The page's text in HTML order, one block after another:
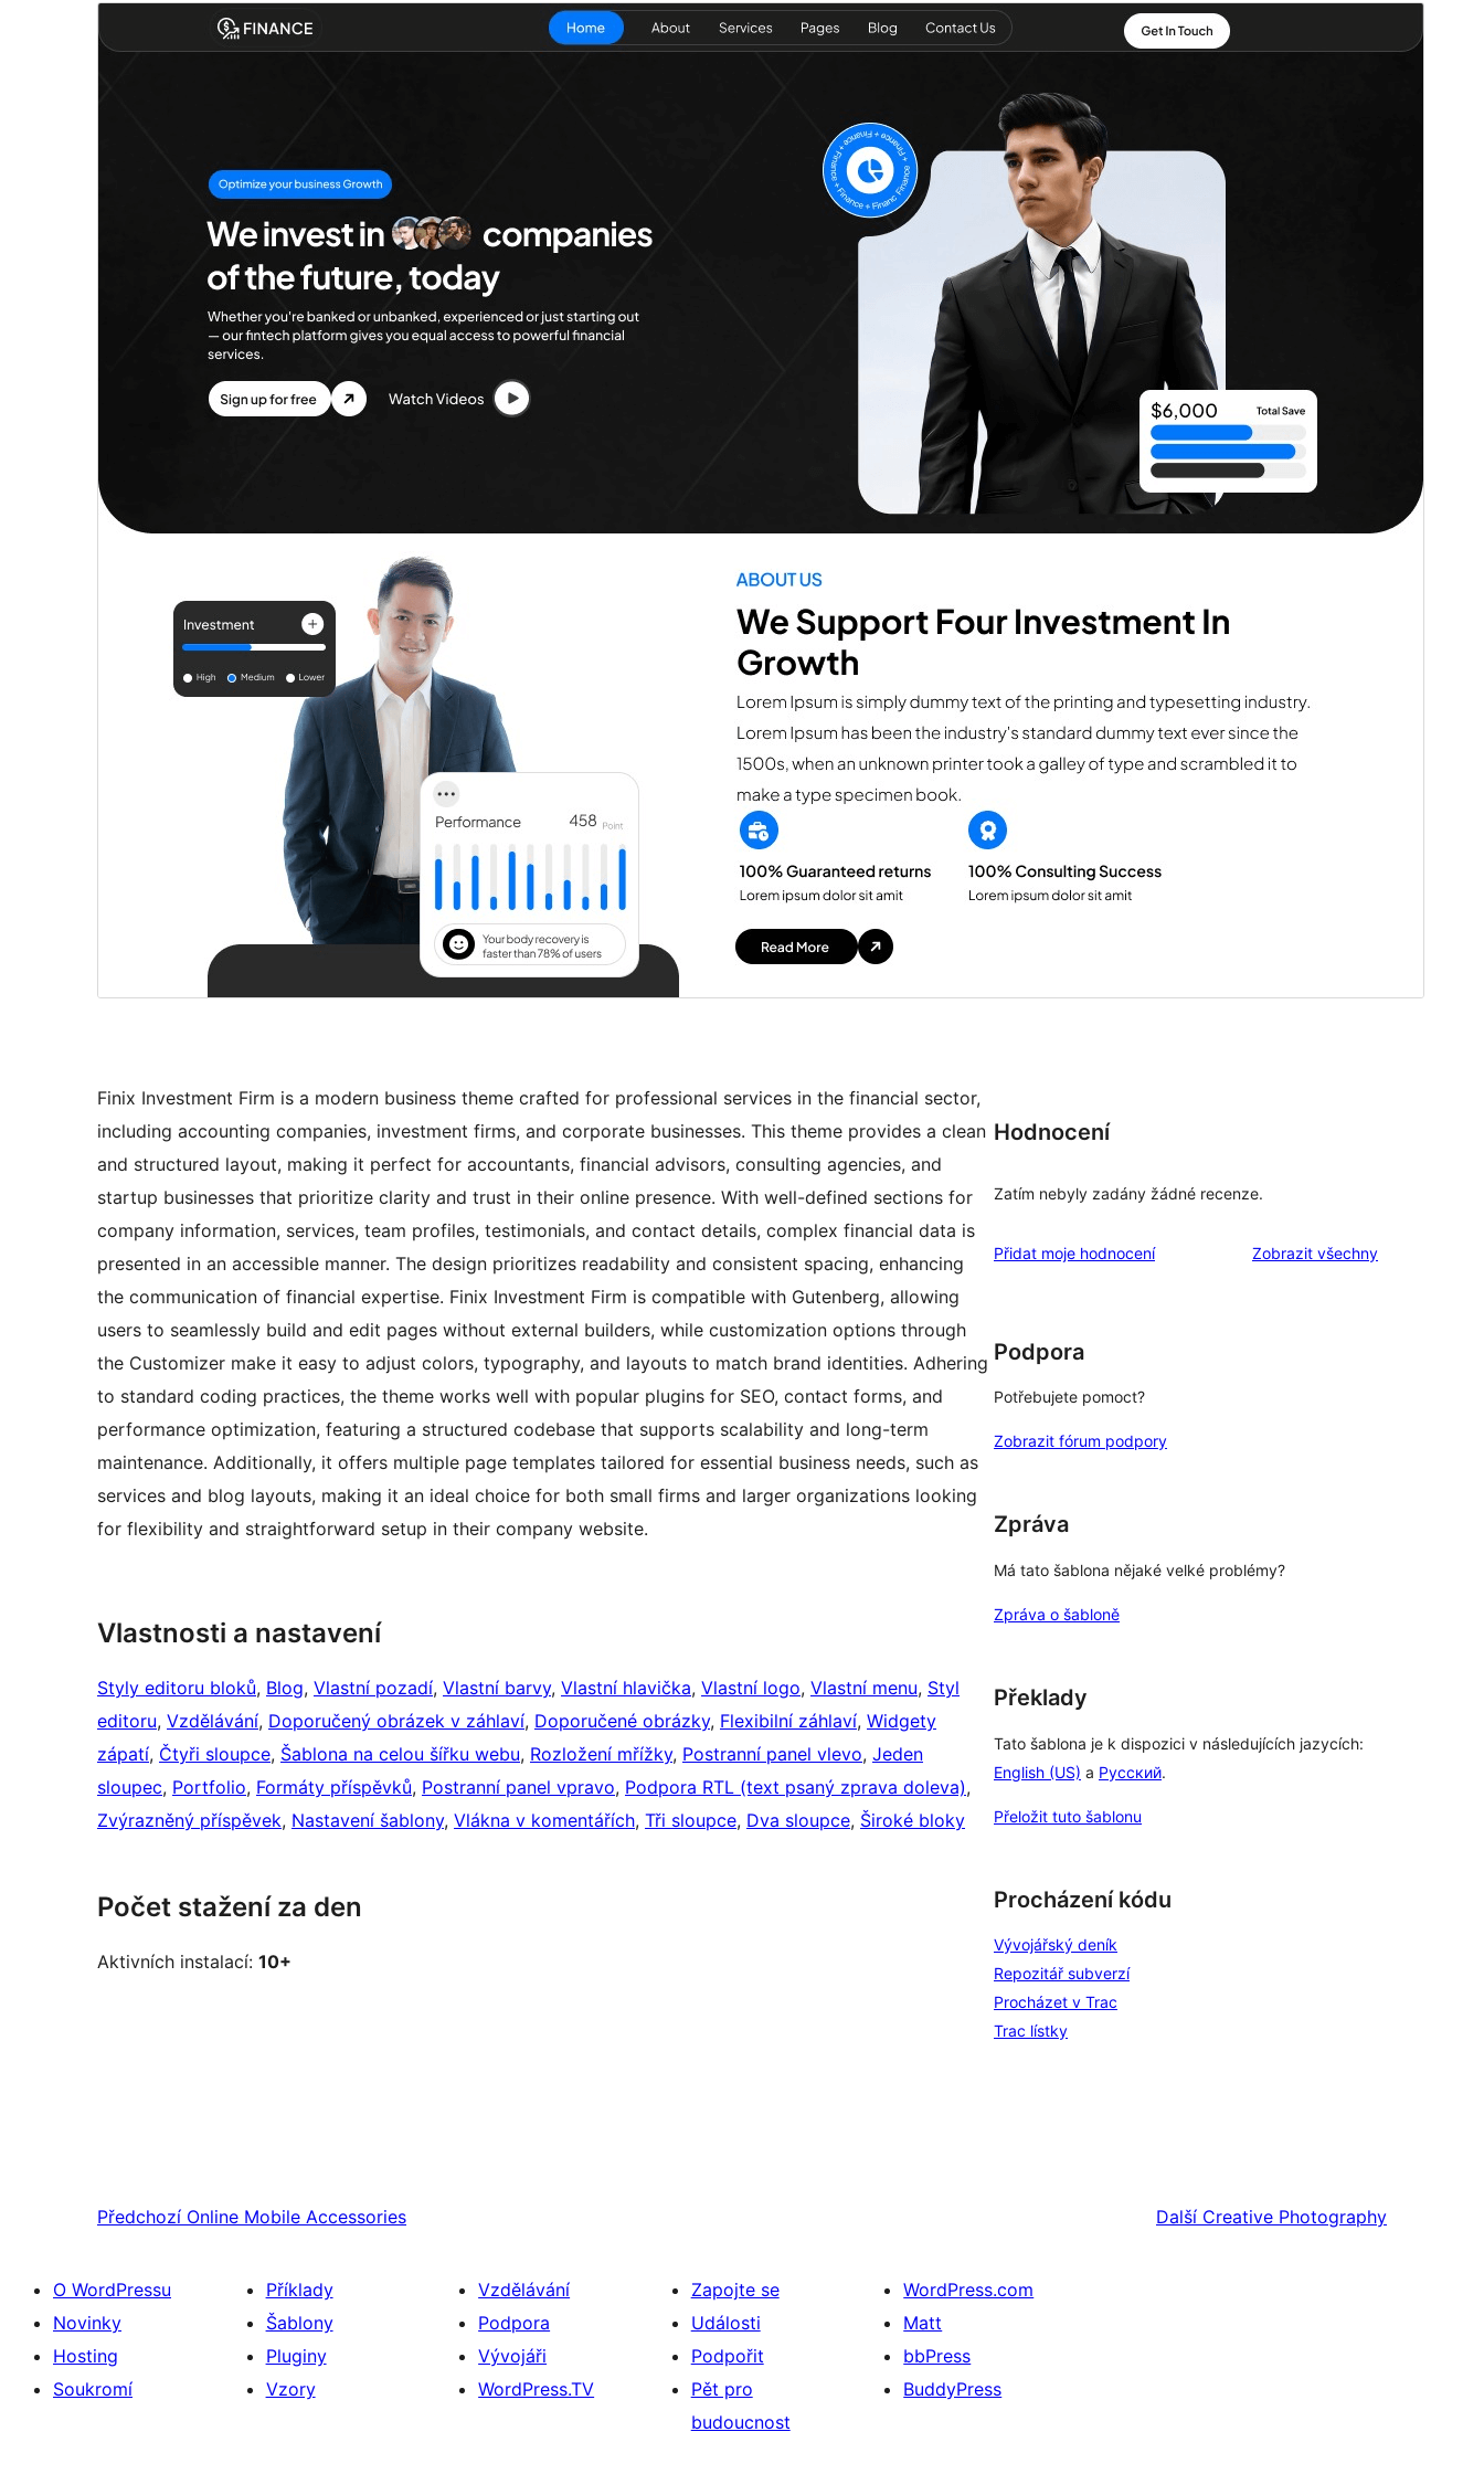
Náhled Stáhnout
Poslední aktualizace
Aktivní instalace
Verze WordPressu
Verze PHP
Domovská stránka šablony
Finix Investment Firm is a modern business theme crafted for professional services in the financial sector,
including accounting companies, investment firms, and corporate businesses. This theme provides a clean
and structured layout, making it perfect for accountants, financial advisors, consulting agencies, and
startup businesses that prioritize clarity and trust in their online presence. With well-defined sections for
company information, services, team profiles, testimonials, and contact details, complex financial data is
presented in an accessible manner. The design prioritizes readability and consistent spacing, enhancing
the communication of financial expertise. Finix Investment Firm is compatible with Gutenberg, allowing
users to seamlessly build and edit pages without external builders, while customization options through
the Customizer make it easy to adjust colors, typography, and layouts to match brand identities. Adhering
to standard coding practices, the theme works well with popular plugins for SEO, contact forms, and
performance optimization, featuring a structured codebase that supports scalability and long-term
maintenance. Additionally, it offers multiple page templates tailored for essential business needs, such as
services and blog layouts, making it an ideal choice for both small firms and larger organizations looking
for flexibility and straightforward setup in their company website.
Vlastnosti a nastavení
Styly editoru bloků, Blog, Vlastní pozadí, Vlastní barvy, Vlastní hlavička, Vlastní logo, Vlastní menu, Styl
editoru, Vzdělávání, Doporučený obrázek v záhlaví, Doporučené obrázky, Flexibilní záhlaví, Widgety
zápatí, Čtyři sloupce, Šablona na celou šířku webu, Rozložení mřížky, Postranní panel vlevo, Jeden
sloupec, Portfolio, Formáty příspěvků, Postranní panel vpravo, Podpora RTL (text psaný zprava doleva)
Zvýrazněný příspěvek, Nastavení šablony, Vlákna v komentářích, Tři sloupce, Dva sloupce, Široké bloky
Počet stažení za den
Aktivních instalací: 10+
Hodnocení
Zatím nebyly zadány žádné recenze.
Přidat moje hodnocení Zobrazit všechnyrecenze
Podpora
Potřebujete pomoct?
Zobrazit fórum podpory
Zpráva
Má tato šablona nějaké velké problémy?
Zpráva o šabloně
Překlady
Tato šablona je k dispozici v následujících jazycích:
English (US) a Русский.
Přeložit tuto šablonu
Procházení kódu
Vývojářský deník
Repozitář subverzí
Procházet v Trac
Trac lístky
Předchozí Online Mobile Accessories Další Creative Photography
O WordPressu
Novinky
Hosting
Soukromí
Příklady
Šablony
Pluginy
Vzory
Vzdělávání
Podpora
Vývojáři
WordPress.TV
Zapojte se
Události
Podpořit
Pět pro
budoucnost
WordPress.com
Matt
bbPress
BuddyPress